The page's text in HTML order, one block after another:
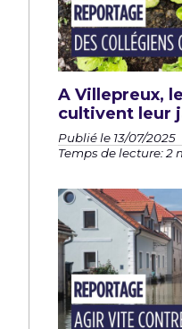
A Villepreux,
cultivent leur
Publié le 13/07/2025
Temps de lecture: 2